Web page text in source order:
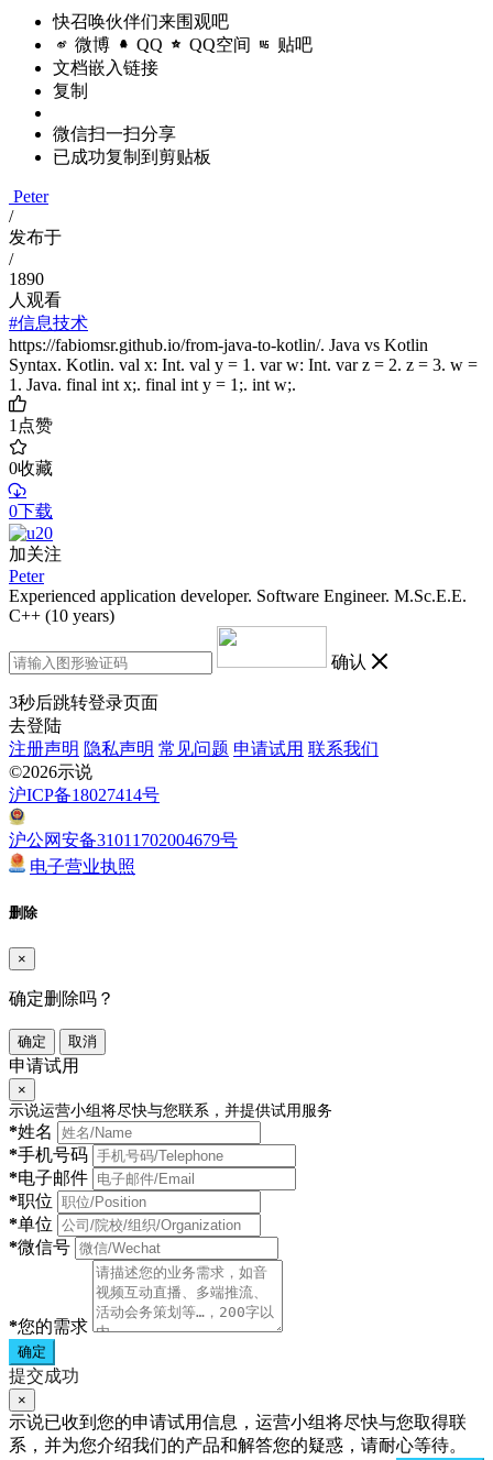
快召唤伙伴们来围观吧
微博 QQ QQ空间 贴吧
文档嵌入链接
复制
微信扫一扫分享
已成功复制到剪贴板
Peter
/
发布于
/
1890
人观看
#信息技术
https://fabiomsr.github.io/from-java-to-kotlin/. Java vs Kotlin
Syntax. Kotlin. val x: Int. val y = 1. var w: Int. var z = 2. z = 3. w =
1. Java. final int x;. final int y = 1;. int w;.
1点赞
0收藏
0下载
加关注
Peter
Experienced application developer. Software Engineer. M.Sc.E.E.
C++ (10 years)
确认
3秒后跳转登录页面
去登陆
注册声明 隐私声明 常见问题 申请试用 联系我们
©2026示说
沪ICP备18027414号
沪公网安备31011702004679号
电子营业执照
删除
×
确定删除吗？
确定 取消
申请试用
×
示说运营小组将尽快与您联系，并提供试用服务
*姓名
*手机号码
*电子邮件
*职位
*单位
*微信号
*您的需求
确定
提交成功
×
示说已收到您的申请试用信息，运营小组将尽快与您取得联
系，并为您介绍我们的产品和解答您的疑惑，请耐心等待。